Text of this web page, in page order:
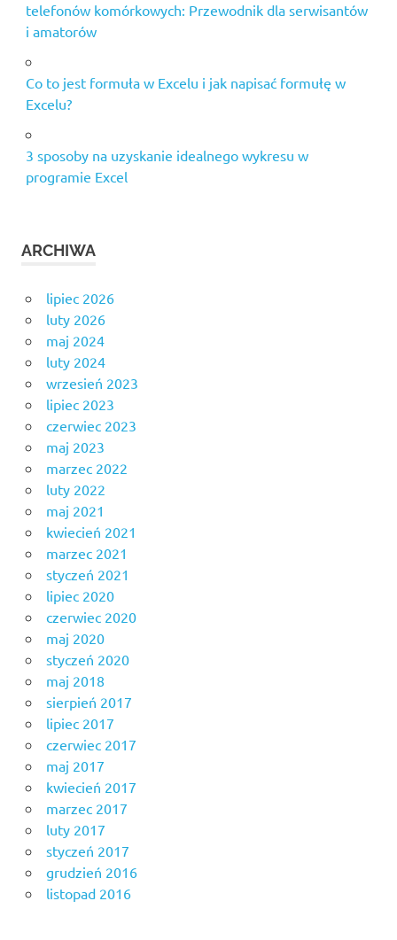
telefonów komórkowych: Przewodnik dla serwisantów
i amatorów
Co to jest formuła w Excelu i jak napisać formułę w
Excelu?
3 sposoby na uzyskanie idealnego wykresu w
programie Excel
ARCHIWA
lipiec 2026
luty 2026
maj 2024
luty 2024
wrzesień 2023
lipiec 2023
czerwiec 2023
maj 2023
marzec 2022
luty 2022
maj 2021
kwiecień 2021
marzec 2021
styczeń 2021
lipiec 2020
czerwiec 2020
maj 2020
styczeń 2020
maj 2018
sierpień 2017
lipiec 2017
czerwiec 2017
maj 2017
kwiecień 2017
marzec 2017
luty 2017
styczeń 2017
grudzień 2016
listopad 2016